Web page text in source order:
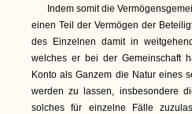
Indem somit die
einen Teil der Vermögen der
des Einzelnen damit in
welches er bei der Gemeinschaft
Konto als Ganzem die Natur eines
werden zu lassen, insbesondere
solches für einzelne Fälle